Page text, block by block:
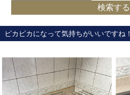
ピカピカになって気持ちがいいですね！